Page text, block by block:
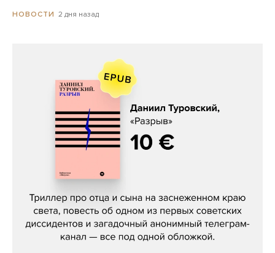
НОВОСТИ 2 дня назад
Даниил Туровский, «Разрыв»